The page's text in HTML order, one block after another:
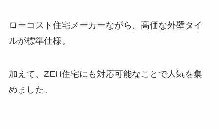
ローコスト住宅メーカーながら、高価な外壁タイ
ルが標準仕様。
加えて、ZEH住宅にも対応可能なことで人気を集
めました。